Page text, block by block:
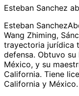
Esteban Sanchez
Esteban
Wang Zhiming,
trayectoria jurídica
defensa. Obtuvo
México, y su
California. Tiene
California y México.